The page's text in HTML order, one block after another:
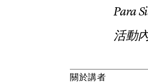
ParaSi
活動
關於講者